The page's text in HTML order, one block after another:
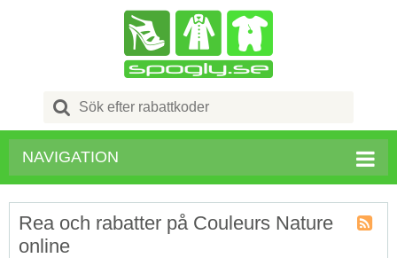
Search
for:
NAVIGATION
Rea och rabatter på Couleurs Nature
online